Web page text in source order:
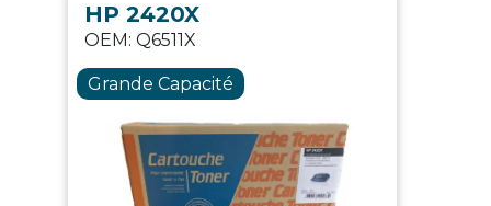
HP 2420X
OEM: Q6511X
Grande Capacité